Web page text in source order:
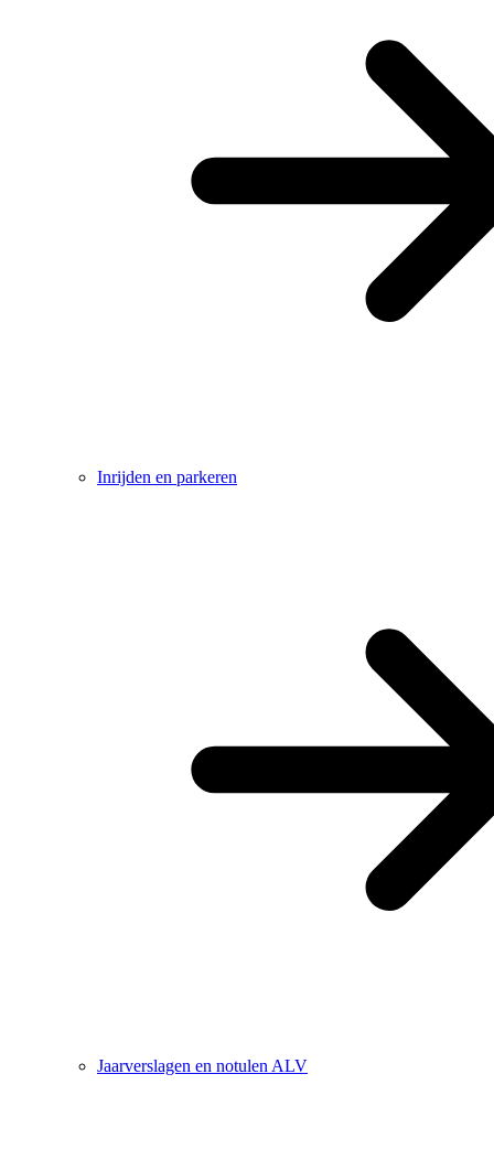
Inrijden en parkeren
Jaarverslagen en notulen ALV